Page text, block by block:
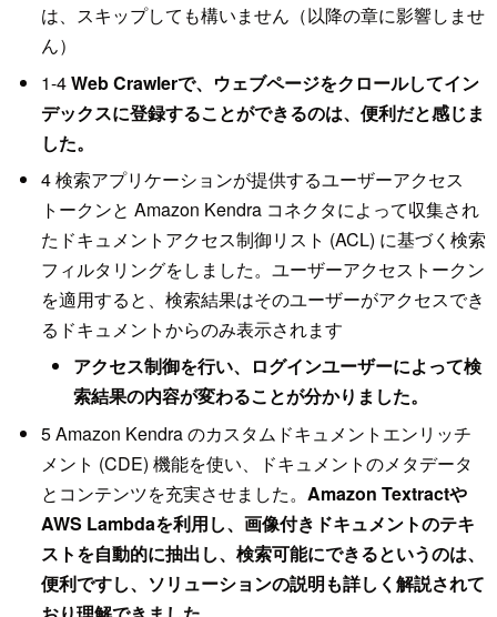
は、スキップしても構いません（以降の章に影響しませ
ん）
1-4Web Crawlerで、ウェブページをクロールしてイン
デックスに登録することができるのは、便利だと感じま
した。
4 検索アプリケーションが提供するユーザーアクセス
トークンと Amazon Kendra コネクタによって収集され
たドキュメントアクセス制御リスト (ACL) に基づく検索
フィルタリングをしました。ユーザーアクセストークン
を適用すると、検索結果はそのユーザーがアクセスでき
るドキュメントからのみ表示されます
アクセス制御を行い、ログインユーザーによって検
索結果の内容が変わることが分かりました。
5 Amazon Kendra のカスタムドキュメントエンリッチ
メント (CDE) 機能を使い、ドキュメントのメタデータ
とコンテンツを充実させました。 Amazon Textractや
AWS Lambdaを利用し、画像付きドキュメントのテキ
ストを自動的に抽出し、検索可能にできるというのは、
便利ですし、ソリューションの説明も詳しく解説されて